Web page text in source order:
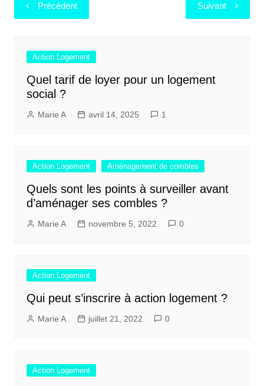
de
Précédent Suivant
Action Logement
Quel tarif de loyer pour un logement
social ?
Marie A avril 14, 2025 1
Action Logement Aménagement de combles
Quels sont les points à surveiller avant
d’aménager ses combles ?
Marie A novembre 5, 2022 0
Action Logement
Qui peut s’inscrire à action logement ?
Marie A juillet 21, 2022 0
Action Logement